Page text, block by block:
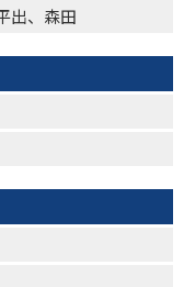
出、森田